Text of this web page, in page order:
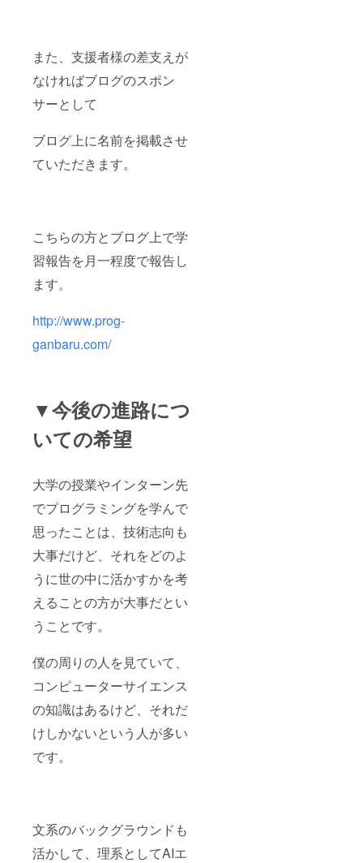
また、支援者様の差支えが
なければブログのスポン
サーとして
ブログ上に名前を掲載させ
ていただきます。
こちらの方とブログ上で学
習報告を月一程度で報告し
ます。
http://www.prog-
ganbaru.com/
▼今後の進路につ
いての希望
大学の授業やインターン先
でプログラミングを学んで
思ったことは、技術志向も
大事だけど、それをどのよ
うに世の中に活かすかを考
えることの方が大事だとい
うことです。
僕の周りの人を見ていて、
コンピューターサイエンス
の知識はあるけど、それだ
けしかないという人が多い
です。
文系のバックグラウンドも
活かして、理系としてAIエ